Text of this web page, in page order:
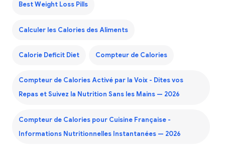
Best Weight Loss Pills
Calculer les Calories des Aliments
Calorie Deficit Diet Compteur de Calories
Compteur de Calories Activé par la Voix - Dites vos
Repas et Suivez la Nutrition Sans les Mains — 2026
Compteur de Calories pour Cuisine Française -
Informations Nutritionnelles Instantanées — 2026